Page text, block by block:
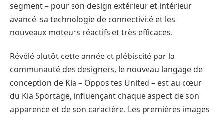
segment – pour son design extérieur et intérieur
avancé, sa technologie de connectivité et les
nouveaux moteurs réactifs et très efficaces.
Révélé plutôt cette année et plébiscité par la
communauté des designers, le nouveau langage de
conception de Kia – Opposites United – est au cœur
du Kia Sportage, influençant chaque aspect de son
apparence et de son caractère. Les premières images